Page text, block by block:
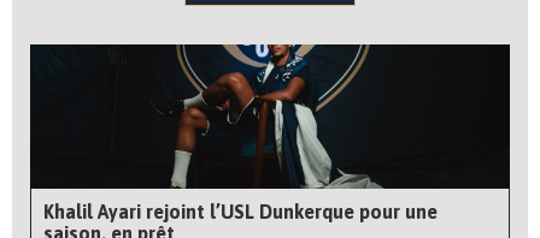
Khalil Ayari rejoint l’USL Dunkerque pour une
saison, en prêt